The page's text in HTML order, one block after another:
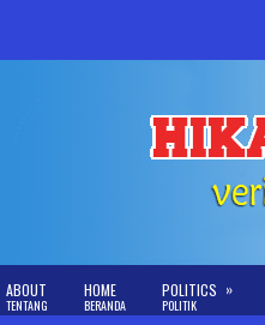
ABOUT
TENTANG
HOME
BERANDA
POLITICS
POLITIK
»